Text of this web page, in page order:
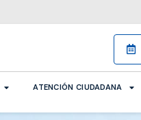
ATENCIÓN CIUDADANA